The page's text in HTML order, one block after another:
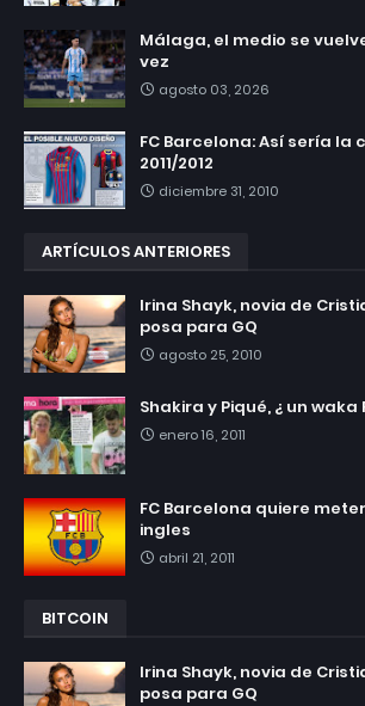
Málaga, el medio se
vez
agosto 03, 2026
FC Barcelona: Así sería la
2011/2012
diciembre 31, 2010
ARTÍCULOS ANTERIORES
Irina Shayk, novia de
posa para GQ
agosto 25, 2010
Shakira y Piqué, ¿ un waka
enero 16, 2011
FC Barcelona quiere
ingles
abril 21, 2011
BITCOIN
Irina Shayk, novia de
posa para GQ